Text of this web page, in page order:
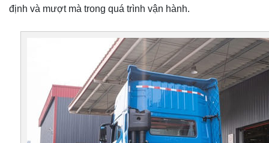
định và mượt mà trong quá trình vận hành.